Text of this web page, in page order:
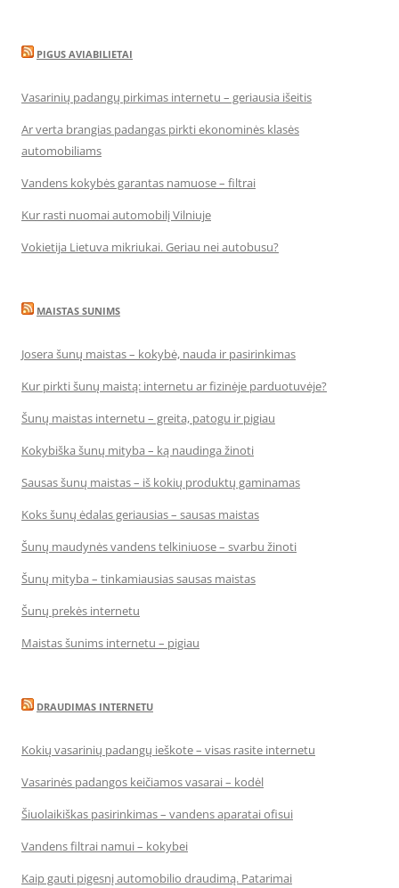
PIGUS AVIABILIETAI
Vasarinių padangų pirkimas internetu – geriausia išeitis
Ar verta brangias padangas pirkti ekonominės klasės
automobiliams
Vandens kokybės garantas namuose – filtrai
Kur rasti nuomai automobilį Vilniuje
Vokietija Lietuva mikriukai. Geriau nei autobusu?
MAISTAS SUNIMS
Josera šunų maistas – kokybė, nauda ir pasirinkimas
Kur pirkti šunų maistą: internetu ar fizinėje parduotuvėje?
Šunų maistas internetu – greita, patogu ir pigiau
Kokybiška šunų mityba – ką naudinga žinoti
Sausas šunų maistas – iš kokių produktų gaminamas
Koks šunų ėdalas geriausias – sausas maistas
Šunų maudynės vandens telkiniuose – svarbu žinoti
Šunų mityba – tinkamiausias sausas maistas
Šunų prekės internetu
Maistas šunims internetu – pigiau
DRAUDIMAS INTERNETU
Kokių vasarinių padangų ieškote – visas rasite internetu
Vasarinės padangos keičiamos vasarai – kodėl
Šiuolaikiškas pasirinkimas – vandens aparatai ofisui
Vandens filtrai namui – kokybei
Kaip gauti pigesnį automobilio draudimą. Patarimai